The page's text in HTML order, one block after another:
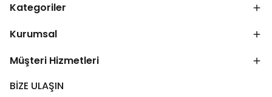
Kategoriler
Kurumsal
Müşteri Hizmetleri
BİZE ULAŞIN